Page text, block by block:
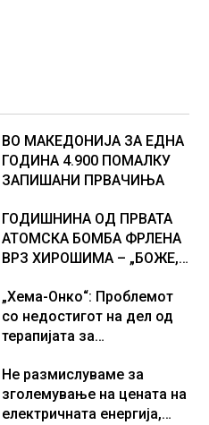
ВО МАКЕДОНИЈА ЗА ЕДНА
ГОДИНА 4.900 ПОМАЛКУ
ЗАПИШАНИ ПРВАЧИЊА
ГОДИШНИНА ОД ПРВАТА
АТОМСКА БОМБА ФРЛЕНА
ВРЗ ХИРОШИМА – „БОЖЕ,
дел од екипажот во
авионот „Енола Геј“ и
учесниците во
доживуваа овој настан
што го промени текот на
историјата
„Хема-Онко“: Проблемот
со недостигот на дел од
терапијата за
моментот е надминат
Не размислуваме за
зголемување на цената на
електричната енергија,